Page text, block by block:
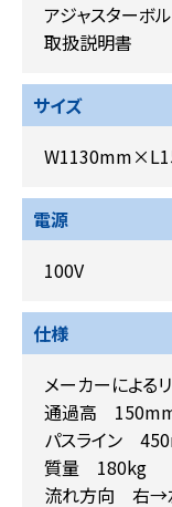
アジャスター
取扱説明書
サイズ
電源
100V
仕様
メーカーによる
通過高
パスライン
質量 180kg
流れ方向 右→